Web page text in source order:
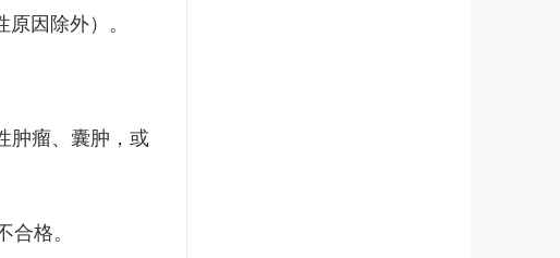
因除外）。
肿瘤、囊肿，或
格。